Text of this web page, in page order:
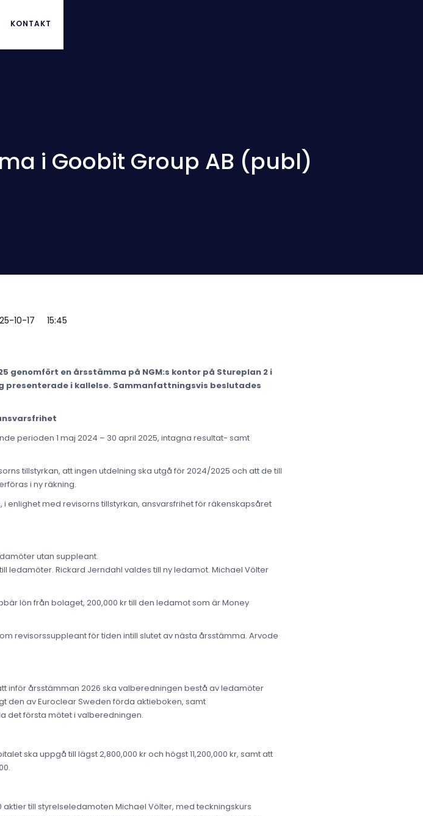
KONTAKT
i Goobit Group AB (publ)
10-17 15:45
genomfört en årsstämma på NGM:s kontor på Stureplan 2 i
i kallelse. Sammanfattningsvis beslutades
perioden 1 maj 2024 – 30 april 2025, intagna resultat- samt
tillstyrkan, att ingen utdelning ska utgå för 2024/2025 och att de till
i ny räkning.
med revisorns tillstyrkan, ansvarsfrihet för räkenskapsåret
utan suppleant.
ledamöter. Rickard Jerndahl valdes till ny ledamot. Michael Völter
lön från bolaget, 200,000 kr till den ledamot som är Money
revisorssuppleant för tiden intill slutet av nästa årsstämma. Arvode
inför årsstämman 2026 ska valberedningen bestå av ledamöter
den av Euroclear Sweden förda aktieboken, samt
det första mötet i valberedningen.
ska uppgå till lägst 2,800,000 kr och högst 11,200,000 kr, samt att
till styrelseledamoten Michael Völter, med teckningskurs